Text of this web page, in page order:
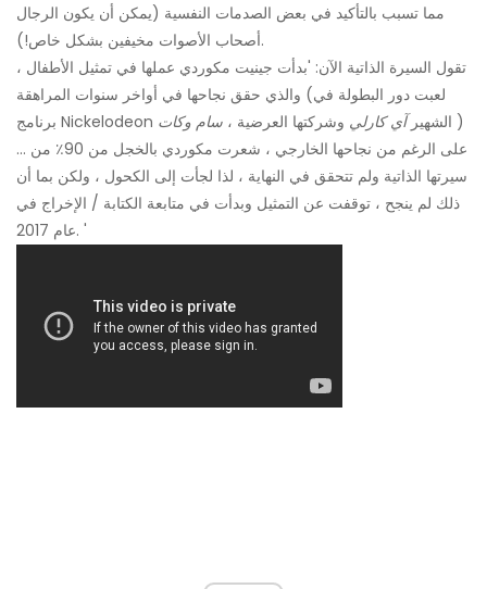
مما تسبب بالتأكيد في بعض الصدمات النفسية (يمكن أن يكون الرجال
أصحاب الأصوات مخيفين بشكل خاص!).
تقول السيرة الذاتية الآن: 'بدأت جينيت مكوردي عملها في تمثيل الأطفال ،
والذي حقق نجاحها في أواخر سنوات المراهقة (لعبت دور البطولة في
برنامج Nickelodeon الشهيرآي كارلي وشركتها العرضية ، سام وكات
)
... على الرغم من نجاحها الخارجي ، شعرت مكوردي بالخجل من 90٪ من
سيرتها الذاتية ولم تتحقق في النهاية ، لذا لجأت إلى الكحول ، ولكن بما أن
ذلك لم ينجح ، توقفت عن التمثيل وبدأت في متابعة الكتابة / الإخراج في
عام 2017. '